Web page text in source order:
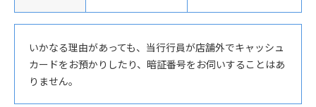
いかなる理由があっても、当行行員が店舗外でキャッシュ
カードをお預かりしたり、暗証番号をお伺いすることはあ
りません。